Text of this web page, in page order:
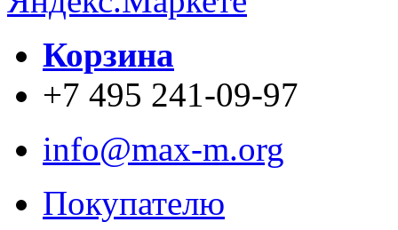
Корзина
+7 495 241-09-97
info@max-m.org
Покупателю